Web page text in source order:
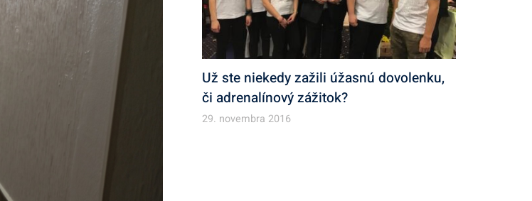
Už ste niekedy zažili úžasnú dovolenku,
či adrenalínový zážitok?
29. novembra 2016